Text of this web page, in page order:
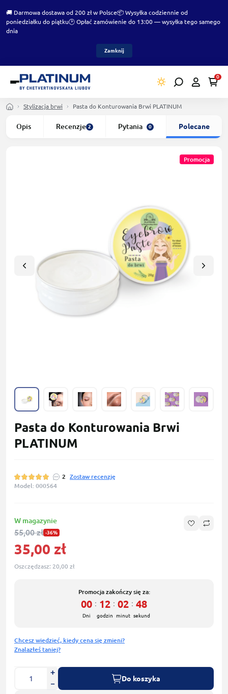
🚚 Darmowa dostawa od 200 zł w Polsce📦 Wysyłka codziennie od
poniedziałku do piątku🕑 Opłać zamówienie do 13:00 — wysyłka tego samego
dnia
Zamknij
0
Stylizacja brwi Pasta do Konturowania Brwi PLATINUM
Opis Recenzje 2 Pytania 0 Polecane
Promocja
Pasta do Konturowania Brwi
PLATINUM
2
Zostaw recenzję
Model: 000564
W magazynie
55,00 zł -36%
35,00 zł
Oszczędzasz: 20,00 zł
Promocja zakończy się za:
00
Dni
: 12
godzin
: 02
minut
: 48
sekund
Chcesz wiedzieć, kiedy cena się zmieni?
Znalazłeś taniej?
Do koszyka